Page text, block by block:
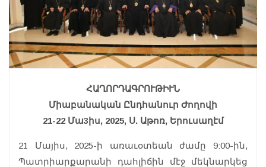
ՀԱՂՈՐԴԱԳՐՈՒԹԻՒՆ
Միաբանական Ընդհանուր Ժողովի
21-22 Մա3իս, 2025, Ս. Աթոռ, Երուսաղէմ
21 Մայիս, 2025-ի առաւօտեան ժամը 9:00-ին,
Պատրիարքարանի դահլիճին մէջ մեկնարկեց